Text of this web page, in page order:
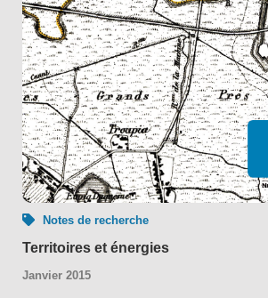
Notes de recherche
Territoires et énergies
Janvier 2015